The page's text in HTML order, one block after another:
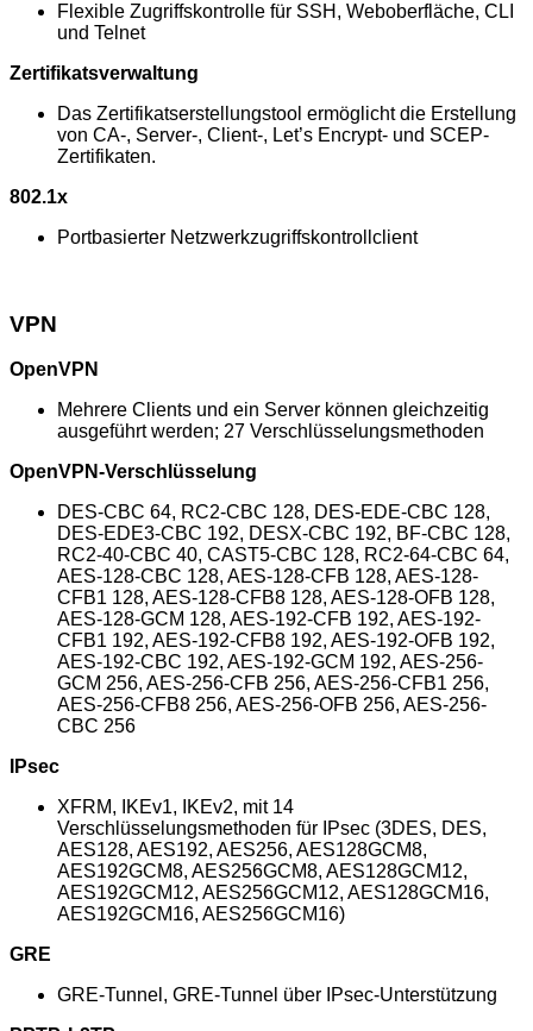
Flexible Zugriffskontrolle für SSH, Weboberfläche, CLI
und Telnet
Zertifikatsverwaltung
Das Zertifikatserstellungstool ermöglicht die Erstellung
von CA-, Server-, Client-, Let’s Encrypt- und SCEP-
Zertifikaten.
802.1x
Portbasierter Netzwerkzugriffskontrollclient
VPN
OpenVPN
Mehrere Clients und ein Server können gleichzeitig
ausgeführt werden; 27 Verschlüsselungsmethoden
OpenVPN-Verschlüsselung
DES-CBC 64, RC2-CBC 128, DES-EDE-CBC 128,
DES-EDE3-CBC 192, DESX-CBC 192, BF-CBC 128,
RC2-40-CBC 40, CAST5-CBC 128, RC2-64-CBC 64,
AES-128-CBC 128, AES-128-CFB 128, AES-128-
CFB1 128, AES-128-CFB8 128, AES-128-OFB 128,
AES-128-GCM 128, AES-192-CFB 192, AES-192-
CFB1 192, AES-192-CFB8 192, AES-192-OFB 192,
AES-192-CBC 192, AES-192-GCM 192, AES-256-
GCM 256, AES-256-CFB 256, AES-256-CFB1 256,
AES-256-CFB8 256, AES-256-OFB 256, AES-256-
CBC 256
IPsec
XFRM, IKEv1, IKEv2, mit 14
Verschlüsselungsmethoden für IPsec (3DES, DES,
AES128, AES192, AES256, AES128GCM8,
AES192GCM8, AES256GCM8, AES128GCM12,
AES192GCM12, AES256GCM12, AES128GCM16,
AES192GCM16, AES256GCM16)
GRE
GRE-Tunnel, GRE-Tunnel über IPsec-Unterstützung